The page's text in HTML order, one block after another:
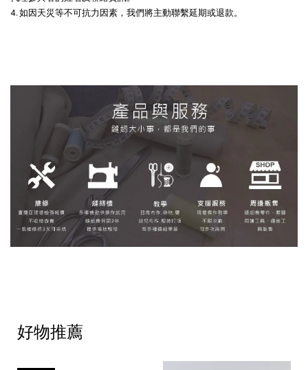
4. 如因天災等不可抗力因素，我們將主動聯繫延期或退款。
好物推薦